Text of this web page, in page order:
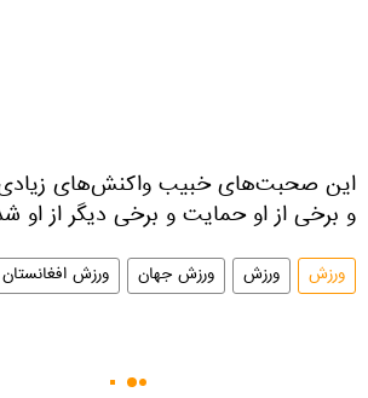
این صحبت‌های خبیب واکنش‌های زیادی
و برخی از او حمایت و برخی دیگر از او
ورزش ورزش ورزش جهان ورزش افغانستان